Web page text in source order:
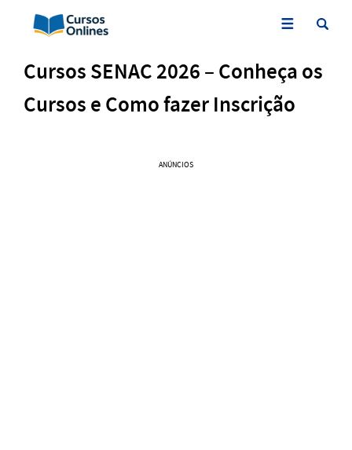
Cursos SENAC 2026 – Conheça os
Cursos e Como fazer Inscrição
ANÚNCIOS